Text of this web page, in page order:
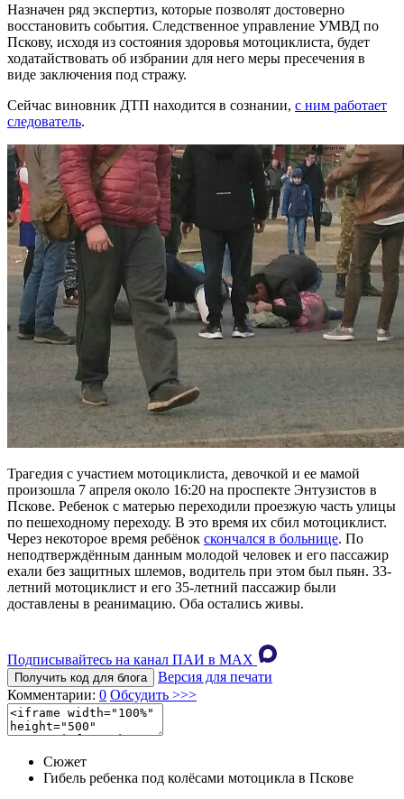
Назначен ряд экспертиз, которые позволят достоверно
восстановить события. Следственное управление УМВД по
Пскову, исходя из состояния здоровья мотоциклиста, будет
ходатайствовать об избрании для него меры пресечения в
виде заключения под стражу.
Сейчас виновник ДТП находится в сознании, с ним работает
следователь.
Трагедия с участием мотоциклиста, девочкой и ее мамой
произошла 7 апреля около 16:20 на проспекте Энтузистов в
Пскове. Ребенок с матерью переходили проезжую часть улицы
по пешеходному переходу. В это время их сбил мотоциклист.
Через некоторое время ребёнок скончался в больнице. По
неподтверждённым данным молодой человек и его пассажир
ехали без защитных шлемов, водитель при этом был пьян. 33-
летний мотоциклист и его 35-летний пассажир были
доставлены в реанимацию. Оба остались живы.
Подписывайтесь на канал ПАИ в MAХ
Получить код для блога
Версия для печати
Комментарии: 0 Обсудить >>>
Сюжет
Гибель ребенка под колёсами мотоцикла в Пскове